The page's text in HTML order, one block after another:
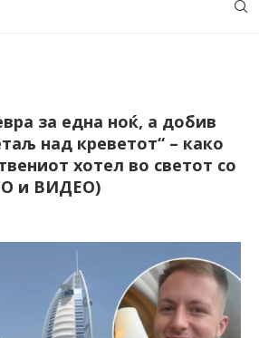
за една ноќ, а добив
над креветот“ – како
хотел во светот со
и ВИДЕО)